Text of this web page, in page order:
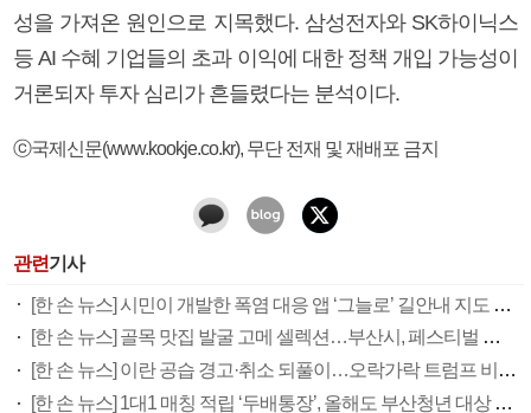
성을 가져온 원인으로 지목했다. 삼성전자와 SK하이닉스
등 AI 수혜 기업들의 초과 이익에 대한 정책 개입 가능성이
거론되자 투자 심리가 흔들렸다는 분석이다.
ⓒ국제신문(www.kookje.co.kr), 무단 전재 및 재배포 금지
관련기사
[한 손 뉴스] 시민이 개발한 폭염 대응 앱 ‘그늘로’ 길안내 지도 등 인기
[한 손 뉴스] 골목 맛집 발굴 고메 셀렉션…부산시, 페스티벌 시월 연계
[한 손 뉴스] 이란 공습 경고·취소 되풀이…오락가락 트럼프 비꼰 ‘타코’
[한 손 뉴스] 1대1 매칭 적립 ‘두배통장’, 올해도 부산청년 대상 접수